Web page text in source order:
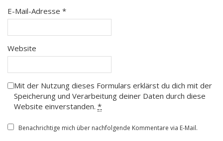
E-Mail-Adresse *
Website
Mit der Nutzung dieses Formulars erklärst du dich mit der
Speicherung und Verarbeitung deiner Daten durch diese
Website einverstanden. *
Benachrichtige mich über nachfolgende Kommentare via E-Mail.